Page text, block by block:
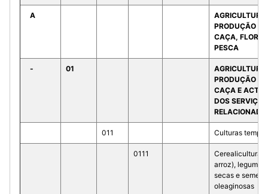
A
AGRICULTURA,
PRODUÇÃO
CAÇA,
PESCA
- 01
AGRICULTURA,
PRODUÇÃO
CAÇA E
DOS SERVIÇOS
011 Culturas
0111
Cerealicultura
arroz),
secas e
oleaginosas